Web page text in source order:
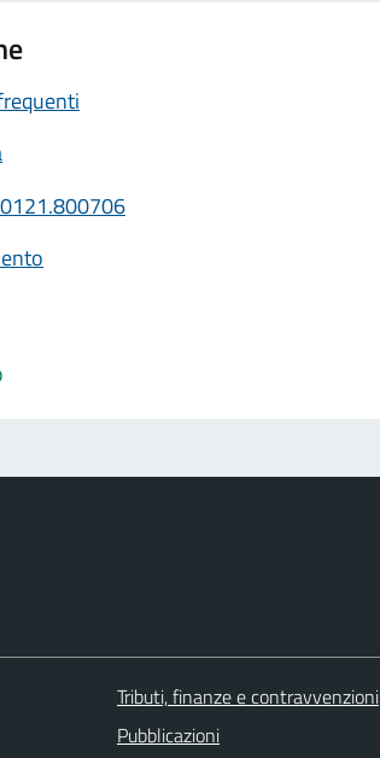
Tributi, finanze e contravvenzioni
Pubblicazioni